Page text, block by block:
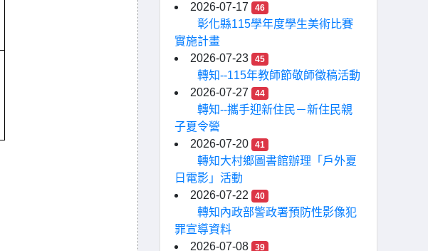
2026-07-17
46
彰化縣115學年度學生美術比賽
實施計畫
2026-07-23
45
轉知--115年教師節敬師徵稿活動
2026-07-27
44
轉知--攜手迎新住民－新住民親
子夏令營
2026-07-20
41
轉知大村鄉圖書館辦理「戶外夏
日電影」活動
2026-07-22
40
轉知內政部警政署預防性影像犯
罪宣導資料
2026-07-08
39